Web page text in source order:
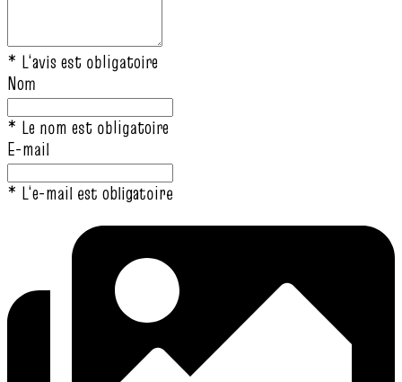
* L‘avis est obligatoire
Nom
* Le nom est obligatoire
E-mail
* L‘e-mail est obligatoire